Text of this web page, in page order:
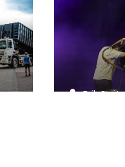
Erik Smit